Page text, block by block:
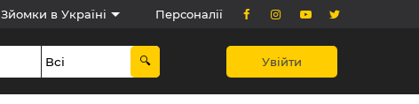
Зйомки в Україні Персоналії
Увійти